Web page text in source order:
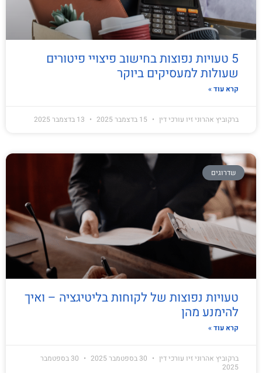
5 טעויות נפוצות בחישוב פיצויי פיטורים
שעולות למעסיקים ביוקר
קרא עוד »
ברקוביץ אהרוני זיו עורכי דין
שדרוגים
טעויות נפוצות של לקוחות בליטיגציה – ואיך
להימנע מהן
קרא עוד »
ברקוביץ אהרוני זיו עורכי דין
30 בספטמבר
2025